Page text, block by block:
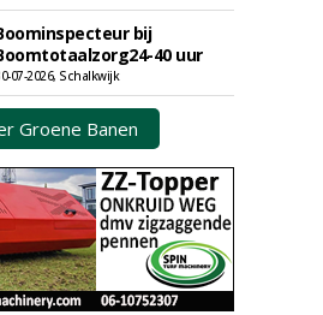
bij
40 uur
07-2026, Schalkwijk
Groene Banen